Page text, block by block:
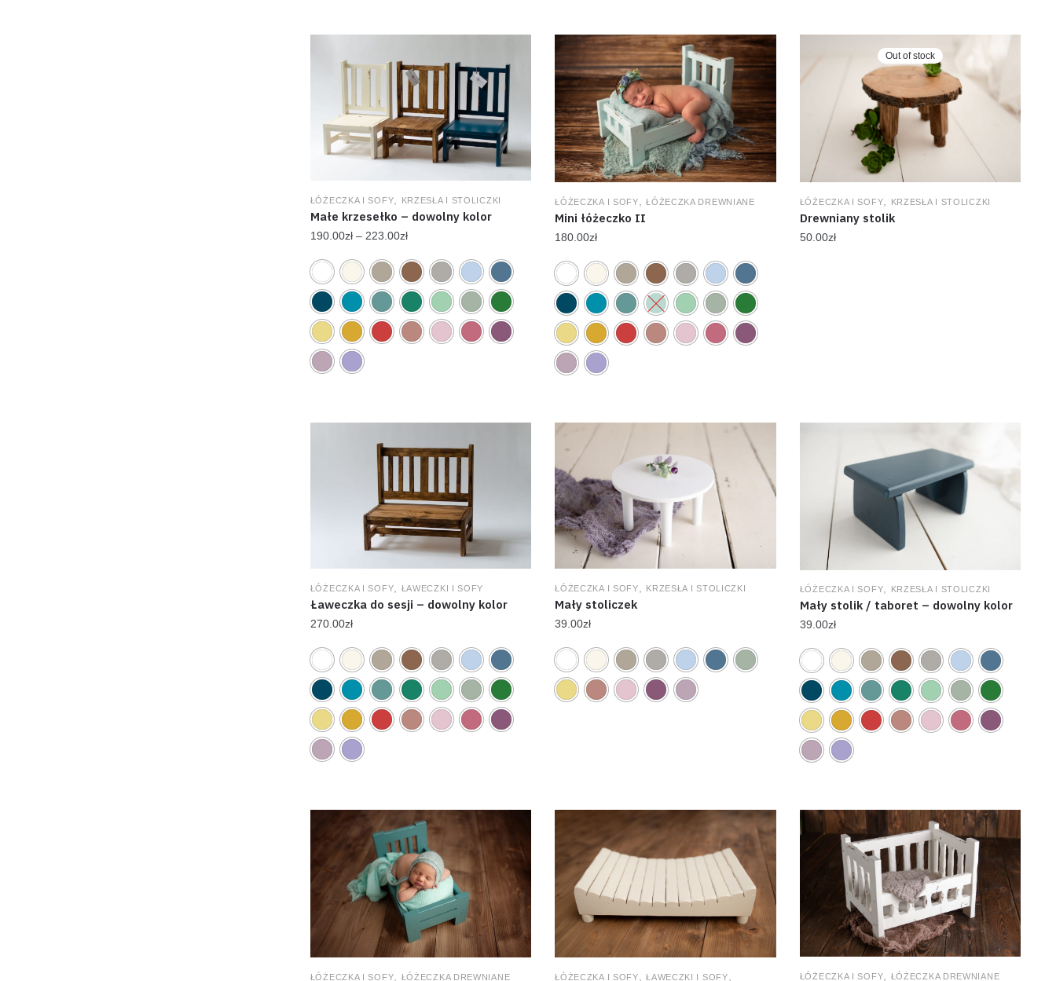
ŁÓŻECZKA I SOFY KRZESŁA I STOLICZKI
Małe krzesełko – dowolny kolor
190.00zł– 223.00zł
ŁÓŻECZKA I SOFY ,ŁÓŻECZKA DREWNIANE
Mini łóżeczko II
180.00zł
Out of stock
ŁÓŻECZKA I SOFY KRZESŁA I STOLICZKI
Drewniany stolik
50.00zł
ŁÓŻECZKA I SOFY ŁAWECZKI I SOFY
Ławeczka do sesji – dowolny kolor
270.00zł
ŁÓŻECZKA I SOFY KRZESŁA I STOLICZKI
Mały stoliczek
39.00zł
ŁÓŻECZKA I SOFY, KRZESŁA I STOLICZKI
Mały stolik / taboret – dowolny kolor
39.00zł
ŁÓŻECZKA I SOFY ŁÓŻECZKA DREWNIANE ŁÓŻECZKA I SOFY ,ŁAWECZKI I SOFY ŁÓŻECZKA I SOFY ŁÓŻECZKA DREWNIANE